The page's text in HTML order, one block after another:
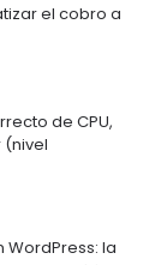
el cobro a
de CPU,
(nivel
la